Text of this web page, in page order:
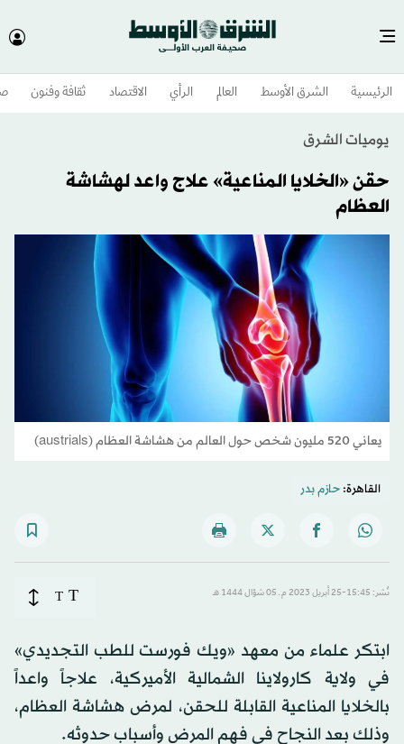
الرئيسية الشرق الأوسط​ العالم الرأي الاقتصاد ثقافة وفنون
يوميات الشرق
حقن «الخلايا المناعية» علاج واعد لهشاشة
العظام
يعاني 520 مليون شخص حول العالم من هشاشة العظام (austrials)
القاهرة:حازم بدر
نُشر: 15:45-25 أبريل 2023 م ـ 05 شوّال 1444 هـ T
T
ابتكر علماء من معهد «ويك فورست للطب التجديدي»
في ولاية كارولاينا الشمالية الأميركية، علاجاً واعداً
بالخلايا المناعية القابلة للحقن، لمرض هشاشة العظام،
وذلك بعد النجاح في فهم المرض وأسباب حدوثه.